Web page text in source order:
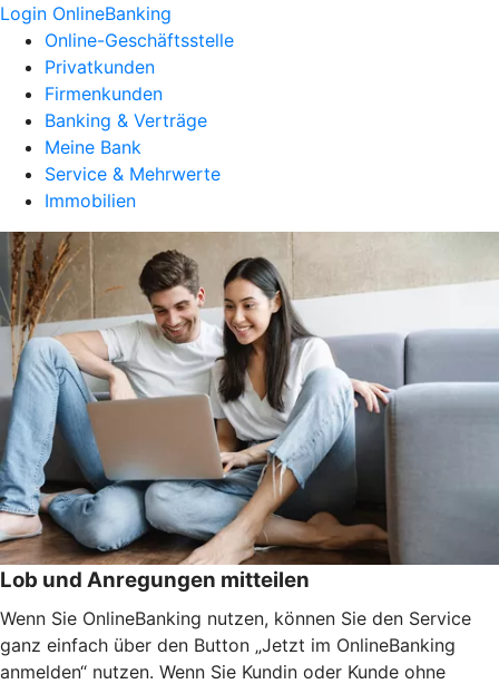
Login OnlineBanking
Online-Geschäftsstelle
Privatkunden
Firmenkunden
Banking & Verträge
Meine Bank
Service & Mehrwerte
Immobilien
Lob und Anregungen mitteilen
Wenn Sie OnlineBanking nutzen, können Sie den Service
ganz einfach über den Button „Jetzt im OnlineBanking
anmelden“ nutzen. Wenn Sie Kundin oder Kunde ohne